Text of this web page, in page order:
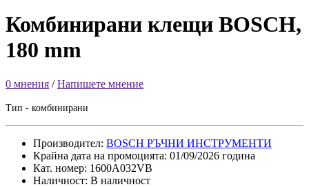
Комбинирани клещи BOSCH,
180 mm
0 мнения /Напишете мнение
Тип - комбинирани
Производител: BOSCH РЪЧНИ ИНСТРУМЕНТИ
Крайна дата на промоцията: 01/09/2026 година
Кат. номер: 1600A032VB
Наличност: В наличност